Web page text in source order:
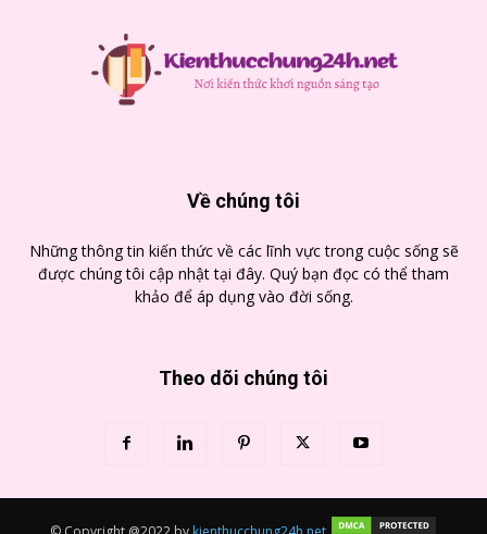
Về chúng tôi
Những thông tin kiến thức về các lĩnh vực trong cuộc sống sẽ
được chúng tôi cập nhật tại đây. Quý bạn đọc có thể tham
khảo để áp dụng vào đời sống.
Theo dõi chúng tôi